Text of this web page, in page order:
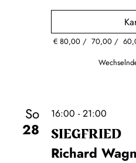
€80,00 70,00
So
28
16:00 - 21:00
SIEG­FRIED
Richard